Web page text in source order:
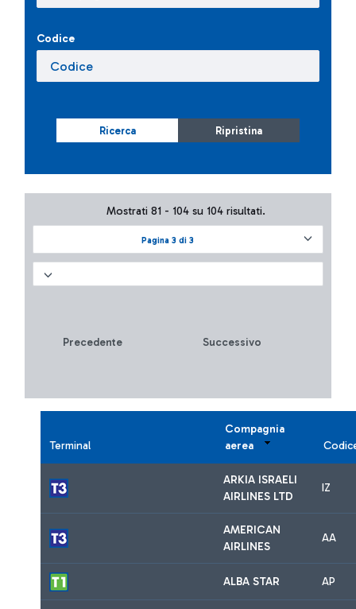
Codice
Ricerca Ripristina
Pagina 3 di 3
Mostrati 81 - 104 su 104 risultati.
Precedente Successivo
Terminal
Compagnia
aerea
ARKIA ISRAELI
AIRLINES LTD
IZ
AMERICAN
AIRLINES
AA
ALBA STAR AP